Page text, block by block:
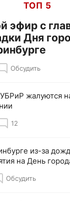
ТОП 5
эфир с
Дня
Обсудить
жалуются
12
из-за
на День
Обсудить